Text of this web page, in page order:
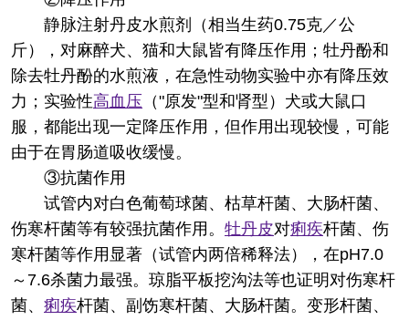
静脉注射丹皮水煎剂（相当生药0.75克／公
斤），对麻醉犬、猫和大鼠皆有降压作用；牡丹酚和
除去牡丹酚的水煎液，在急性动物实验中亦有降压效
力；实验性高血压 （"原发"型和肾型）犬或大鼠口
服，都能出现一定降压作用，但作用出现较慢，可能
由于在胃肠道吸收缓慢。
③抗菌作用
试管内对白色葡萄球菌、枯草杆菌、大肠杆菌、
伤寒杆菌等有较强抗菌作用。 牡丹皮对痢疾杆菌、伤
寒杆菌等作用显著（试管内两倍稀释法），在pH7.0
～7.6杀菌力最强。琼脂平板挖沟法等也证明对伤寒杆
菌、 痢疾杆菌、副饬寒杆菌、大肠杆菌。变形杆菌、